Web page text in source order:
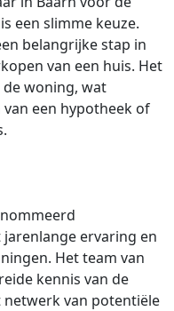
een slimme keuze.
belangrijke stap in
van een huis. Het
woning, wat
een hypotheek of
ervaring en
Het team van
kennis van de
van potentiële